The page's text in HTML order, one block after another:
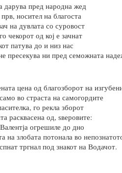
дарува пред народна жед
носител на благоста
на дувлата со суровост
чекорот од кој е зачнат
патува до и низ нас
пресекува ни пред семожната
цена од благозборот на
во страста на самогордите
го рекла зборот
расквасена од, ѕверовите:
огрешиле до дно
на злобата потонала во
тргнал под знакот на Водачот.